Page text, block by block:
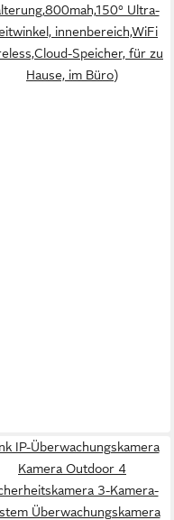
Ultra-
innenbereich,WiFi
Speicher, für zu
Hause, im Büro)
IP-Überwachungskamera
Kamera Outdoor 4
3-Kamera-
Überwachungskamera